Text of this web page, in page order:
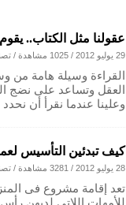
عقولنا مثل الكتاب..
29 يوليو 2012 / 1025 مشاهدة /
القراءة وسيلة هامة من
العقل وتساعد على نضج
وعلينا عندما نقرأ أن
كيف تبدئين التأسيس
28 يوليو 2012 / 3281 مشاهدة /
تعد إقامة مشروع فى
للأمهات اللاتى لديهن